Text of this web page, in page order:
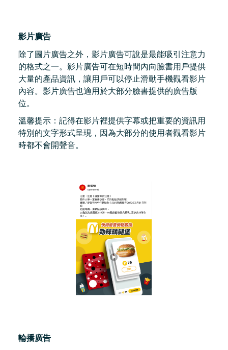
影片廣告
除了圖片廣告之外，影片廣告可說是最能吸引注意力
的格式之一。影片廣告可在短時間內向臉書用戶提供
大量的產品資訊，讓用戶可以停止滑動手機觀看影片
內容。影片廣告也適用於大部分臉書提供的廣告版
位。
溫馨提示：記得在影片裡提供字幕或把重要的資訊用
特別的文字形式呈現，因為大部分的使用者觀看影片
時都不會開聲音。
輪播廣告